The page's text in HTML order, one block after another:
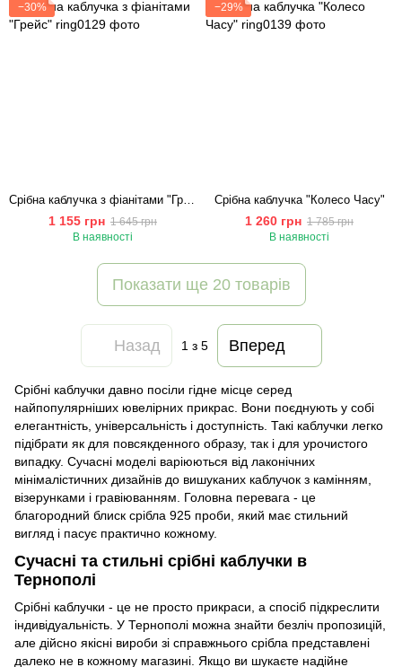
−30%
Срібна каблучка з фіанітами "Грейс"
1 155 грн 1 645 грн
В наявності
−29%
Срібна каблучка "Колесо Часу"
1 260 грн 1 785 грн
В наявності
Показати ще 20 товарів
Назад 1 з 5 Вперед
Срібні каблучки давно посіли гідне місце серед
найпопулярніших ювелірних прикрас. Вони поєднують у собі
елегантність, універсальність і доступність. Такі каблучки легко
підібрати як для повсякденного образу, так і для урочистого
випадку. Сучасні моделі варіюються від лаконічних
мінімалістичних дизайнів до вишуканих каблучок з камінням,
візерунками і гравіюванням. Головна перевага - це
благородний блиск срібла 925 проби, який має стильний
вигляд і пасує практично кожному.
Сучасні та стильні срібні каблучки в
Тернополі
Срібні каблучки - це не просто прикраси, а спосіб підкреслити
індивідуальність. У Тернополі можна знайти безліч пропозицій,
але дійсно якісні вироби зі справжнього срібла представлені
далеко не в кожному магазині. Якщо ви шукаєте надійне